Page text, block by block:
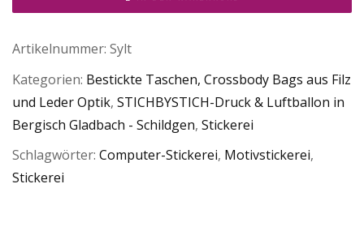
Artikelnummer: Sylt
Kategorien: Bestickte Taschen, Crossbody Bags aus Filz
und Leder Optik, STICHBYSTICH-Druck & Luftballon in
Bergisch Gladbach - Schildgen, Stickerei
Schlagwörter: Computer-Stickerei, Motivstickerei,
Stickerei